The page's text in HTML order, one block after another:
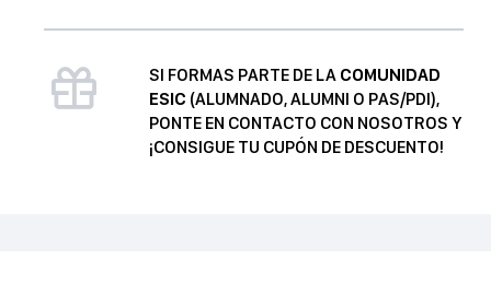
comunicación
cantidad
SI FORMAS PARTE DE LA COMUNIDAD
ESIC (ALUMNADO, ALUMNI O PAS/PDI),
PONTE EN CONTACTO CON NOSOTROS Y
¡CONSIGUE TU CUPÓN DE DESCUENTO!